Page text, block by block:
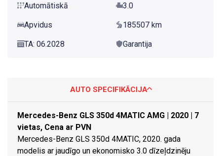
Automātiskā 3.0
Apvidus 185507 km
TA: 06.2028 Garantija
AUTO SPECIFIKĀCIJA
Mercedes-Benz GLS 350d 4MATIC AMG | 2020 | 7
vietas, Cena ar PVN
Mercedes-Benz GLS 350d 4MATIC, 2020. gada
modelis ar jaudīgo un ekonomisko 3.0 dīzeļdzinēju